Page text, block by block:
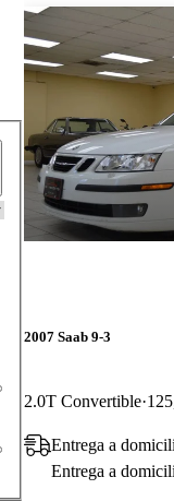
2007 Saab 9-3
2.0T Convertible
Entrega a
Entrega a